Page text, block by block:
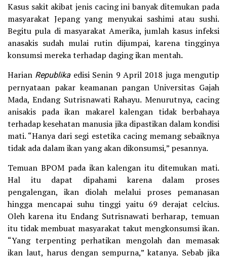
Kasus sakit akibat jenis cacing ini banyak ditemukan pada
masyarakat Jepang yang menyukai sashimi atau sushi.
Begitu pula di masyarakat Amerika, jumlah kasus infeksi
anasakis sudah mulai rutin dijumpai, karena tingginya
konsumsi mereka terhadap daging ikan mentah.
Harian Republika edisi Senin 9 April 2018 juga mengutip
pernyataan pakar keamanan pangan Universitas Gajah
Mada, Endang Sutrisnawati Rahayu. Menurutnya, cacing
anisakis pada ikan makarel kalengan tidak berbahaya
terhadap kesehatan manusia jika dipastikan dalam kondisi
mati. “Hanya dari segi estetika cacing memang sebaiknya
tidak ada dalam ikan yang akan dikonsumsi,” pesannya.
Temuan BPOM pada ikan kalengan itu ditemukan mati.
Hal itu dapat dipahami karena dalam proses
pengalengan, ikan diolah melalui proses pemanasan
hingga mencapai suhu tinggi yaitu 69 derajat celcius.
Oleh karena itu Endang Sutrisnawati berharap, temuan
itu tidak membuat masyarakat takut mengkonsumsi ikan.
“Yang terpenting perhatikan mengolah dan memasak
ikan laut, harus dengan sempurna,” katanya. Sebab jika